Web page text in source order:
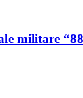
militare